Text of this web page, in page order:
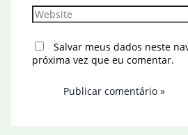
Website
Salvar meus dados neste
próxima vez que eu comentar.